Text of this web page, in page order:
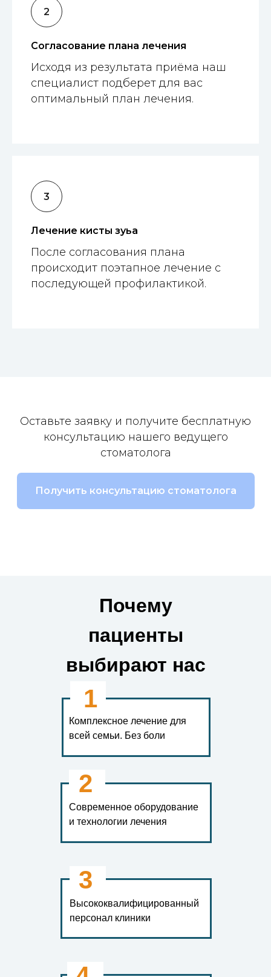
Согласование плана лечения
Исходя из результата приёма наш
специалист подберет для вас
оптимальный план лечения.
Лечение кисты зуьа
После согласования плана
происходит поэтапное лечение с
последующей профилактикой.
Оставьте заявку и получите бесплатную
консультацию нашего ведущего
стоматолога
Получить консультацию стоматолога
Почему
пациенты
выбирают нас
1
2
3
Комплексное лечение для
всей семьи. Без боли
Современное оборудование
и технологии лечения
Высококвалифицированный
персонал клиники